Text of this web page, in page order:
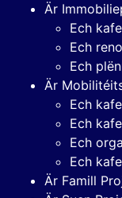
Är
Ech
Ech
Ech
Är
Ech
Ech
Ech
Ech
Är Famill